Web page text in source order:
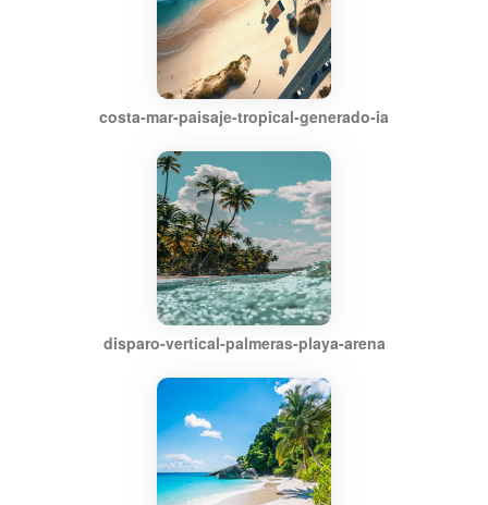
costa-mar-paisaje-tropical-generado-ia
disparo-vertical-palmeras-playa-arena